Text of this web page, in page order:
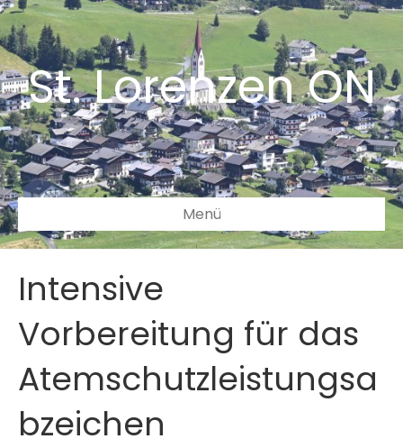
St. Lorenzen ON
Menü
Intensive
Vorbereitung für das
Atemschutzleistungsa
bzeichen